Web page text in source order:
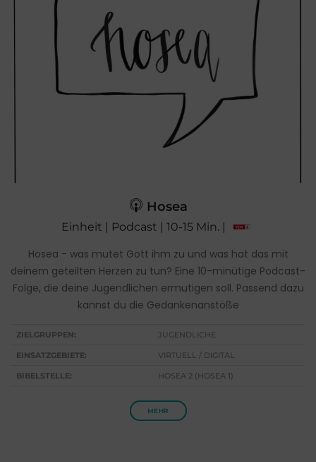
Hosea
Einheit | Podcast | 10-15 Min. |
Hosea - was mutet Gott ihm zu und was hat das mit
deinem geteilten Herzen zu tun? Eine 10-minütige Podcast-
Folge, die deine Jugendlichen ermutigen soll. Passend dazu
kannst du die Gedankenanstöße
ZIELGRUPPEN: JUGENDLICHE
EINSATZGEBIETE: VIRTUELL / DIGITAL
BIBELSTELLE: HOSEA 2 (HOSEA 1)
MEHR